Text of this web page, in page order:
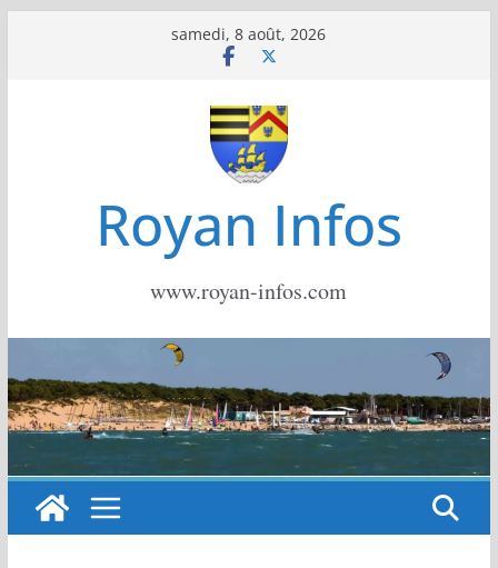
samedi, 8 août, 2026
Royan Infos
www.royan-infos.com